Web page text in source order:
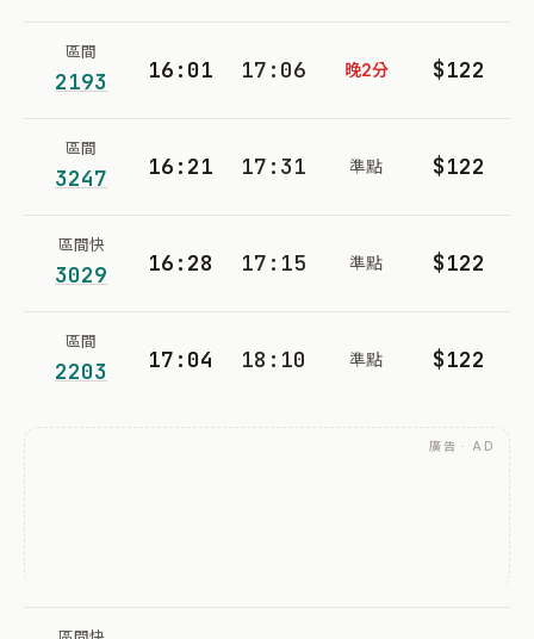
區間
2193 16:01 17:06 晚2分 $122
區間
3247 16:21 17:31 準點 $122
區間快
3029 16:28 17:15 準點 $122
區間
2203 17:04 18:10 準點 $122
廣告 · AD